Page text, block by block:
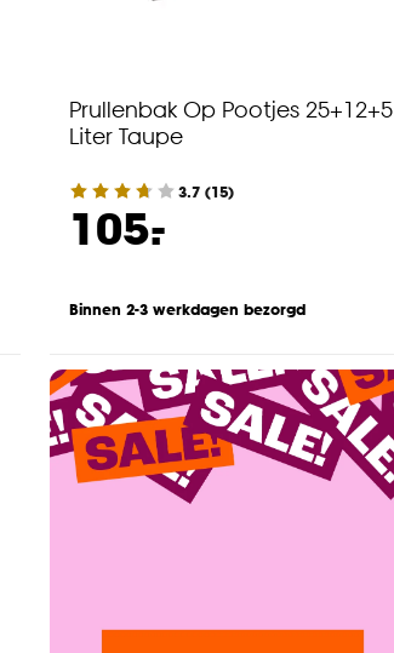
Prullenbak Op Pootjes 25+12+5
Liter Taupe
3.7 (15)
105.
-
Binnen 2-3 werkdagen bezorgd